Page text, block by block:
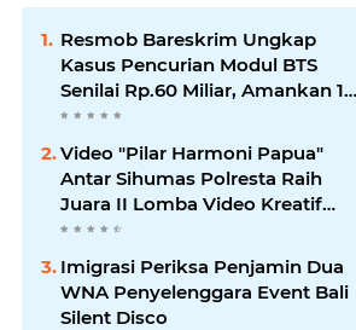
Resmob Bareskrim Ungkap
Kasus Pencurian Modul BTS
Senilai Rp.60 Miliar, Amankan 12
Tersangka
Video "Pilar Harmoni Papua"
Antar Sihumas Polresta Raih
Juara II Lomba Video Kreatif
Hari Bhayangkara ke-80
Imigrasi Periksa Penjamin Dua
WNA Penyelenggara Event Bali
Silent Disco